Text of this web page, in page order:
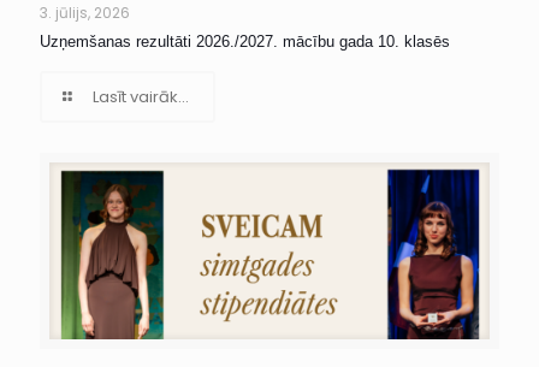
3. jūlijs, 2026
Uzņemšanas rezultāti 2026./2027. mācību gada 10. klasēs
Lasīt vairāk...